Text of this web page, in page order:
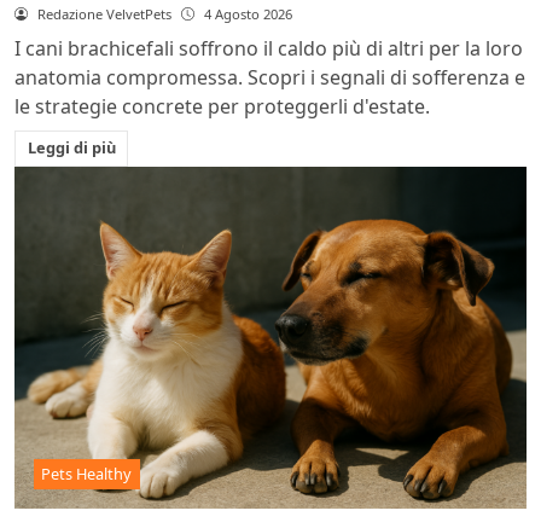
Redazione VelvetPets 4 Agosto 2026
I cani brachicefali soffrono il caldo più di altri per la loro
anatomia compromessa. Scopri i segnali di sofferenza e
le strategie concrete per proteggerli d'estate.
Leggi di più
Pets Healthy